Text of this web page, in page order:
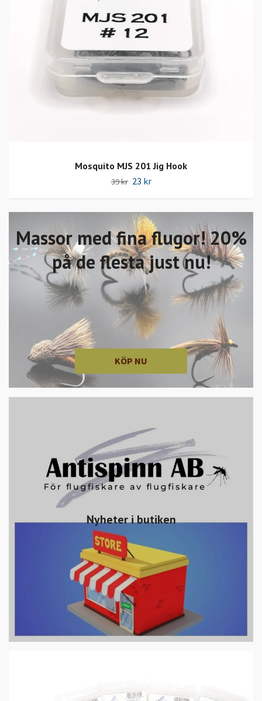
Massor med fina flugor! 20%
på de flesta just nu!
KÖP NU
Nyheter i butiken
Mosquito MJS 201 Jig Hook
39 kr 23 kr